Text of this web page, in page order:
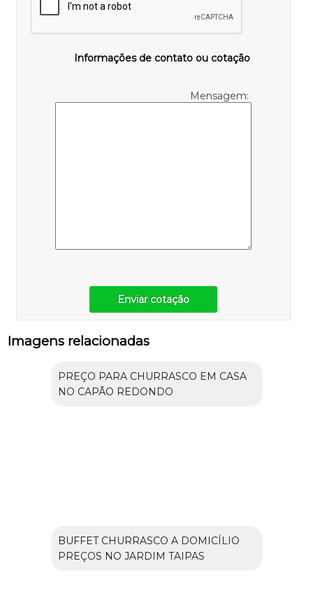
Informações de contato ou cotação
Mensagem:
Enviar cotação
Imagens relacionadas
PREÇO PARA CHURRASCO EM CASA
NO CAPÃO REDONDO
BUFFET CHURRASCO A DOMICÍLIO
PREÇOS NO JARDIM TAIPAS